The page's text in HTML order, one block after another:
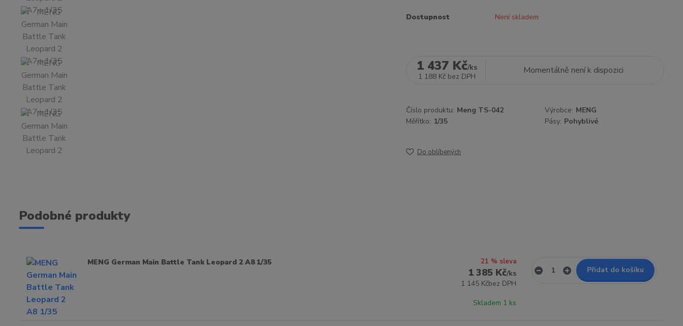
Dostupnost Není skladem
1 437 Kč/ks
1 188 Kč bez DPH
Momentálně není k dispozici
Číslo produktu: Meng TS-042 Výrobce: MENG
Měřítko: 1/35 Pásy: Pohyblivé
Do oblíbených
Podobné produkty
MENG German Main Battle Tank Leopard 2 A8 1/35 21 % sleva
1 385 Kč/ks
1 145 Kčbez DPH
Skladem 1 ks
Přidat do košíku